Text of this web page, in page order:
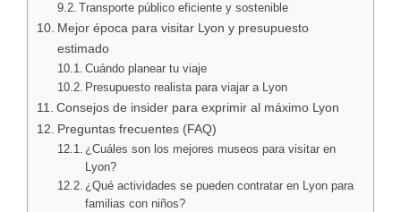
Transporte público eficiente y sostenible
Mejor época para visitar Lyon y presupuesto
estimado
Cuándo planear tu viaje
Presupuesto realista para viajar a Lyon
Consejos de insider para exprimir al máximo Lyon
Preguntas frecuentes (FAQ)
¿Cuáles son los mejores museos para visitar en
Lyon?
¿Qué actividades se pueden contratar en Lyon para
familias con niños?